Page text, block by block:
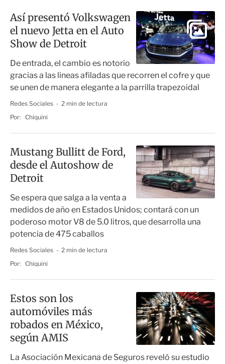
Así presentó Volkswagen
el nuevo Jetta en el Auto
Show de Detroit
De entrada, el cambio es notorio
gracias a las lineas afiladas que recorren el cofre y que
se unen de manera elegante a la parrilla trapezoidal
Redes Sociales
2 min de lectura
Por: Chiquini
Mustang Bullitt de Ford,
desde el Autoshow de
Detroit
Se espera que salga a la venta a
medidos de año en Estados Unidos; contará con un
poderoso motor V8 de 5.0 litros, que desarrolla una
potencia de 475 caballos
Redes Sociales
2 min de lectura
Por: Chiquini
Estos son los
automóviles más
robados en México,
según AMIS
La Asociación Mexicana de Seguros reveló su estudio